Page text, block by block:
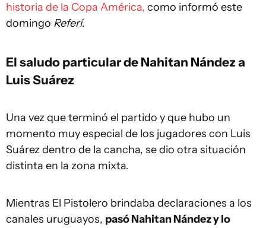
historia de la Copa América, como informó este
domingo Referí.
El saludo particular de Nahitan Nández a
Luis Suárez
Una vez que terminó el partido y que hubo un
momento muy especial de los jugadores con Luis
Suárez dentro de la cancha, se dio otra situación
distinta en la zona mixta.
Mientras El Pistolero brindaba declaraciones a los
canales uruguayos, pasó Nahitan Nández y lo